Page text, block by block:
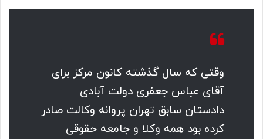
وقتی که سال گذشته کانون مرکز برای
آقای عباس جعفری دولت آبادی
دادستان سابق تهران پروانه وکالت صادر
کرده بود همه وکلا و جامعه حقوقی